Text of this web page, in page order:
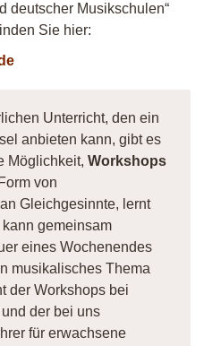
deutscher Musikschulen“
Sie hier:
Unterricht, den ein
anbieten kann, gibt es
Möglichkeit, Workshops
von
Gleichgesinnte, lernt
gemeinsam
eines Wochenendes
musikalisches Thema
der Workshops bei
und der bei uns
für erwachsene